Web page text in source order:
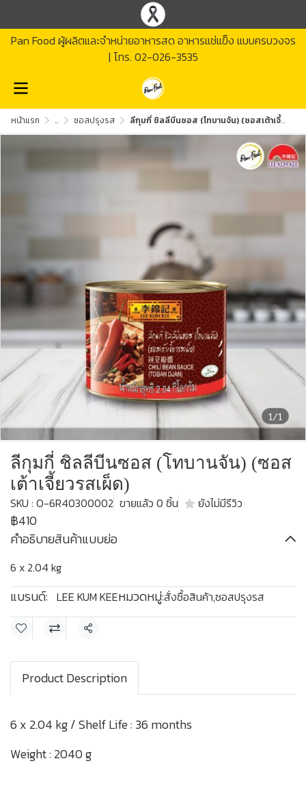
Pan Food ผู้ผลิตและจำหน่ายอาหารสด อาหารแช่แข็ง แบบครบวงจร
| โทร. 02-026-3535
หน้าแรก ... ซอสปรุงรส ลีกุมกี่ ชิลลีบีนซอส (โทบานจัน) (ซอสเต้าเจี้ยวรสเผ็ด)
1/1
ลีกุมกี่ ชิลลีบีนซอส (โทบานจัน) (ซอส
เต้าเจี้ยวรสเผ็ด)
SKU : O-6R40300002 ขายแล้ว 0 ชิ้น ยังไม่มีรีวิว
฿410
คำอธิบายสินค้าแบบย่อ
6 x 2.04 kg
แบรนด์: LEE KUM KEEหมวดหมู่:สั่งซื้อสินค้า,ซอสปรุงรส
แชร์
Product Description
6 x 2.04 kg / Shelf Life : 36 months
Weight : 2040 g